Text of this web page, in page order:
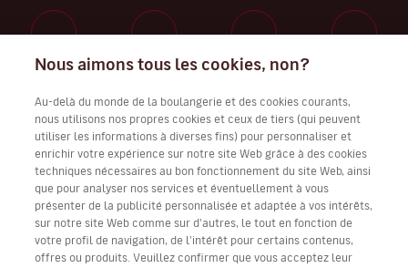
Télécharger l’application Volotea pour iOS et Android
Nous aimons tous les cookies, non?
Au-delà du monde de la boulangerie et des cookies courants,
nous utilisons nos propres cookies et ceux de tiers (qui peuvent
utiliser les informations à diverses fins) pour personnaliser et
enrichir votre expérience sur notre site Web grâce à des cookies
techniques nécessaires au bon fonctionnement du site Web, ainsi
que pour analyser nos services et éventuellement à vous
présenter de la publicité personnalisée et adaptée à vos intérêts,
sur notre site Web comme sur d'autres, le tout en fonction de
votre profil de navigation, de l'intérêt pour certains contenus,
offres ou produits. Veuillez confirmer que vous acceptez leur